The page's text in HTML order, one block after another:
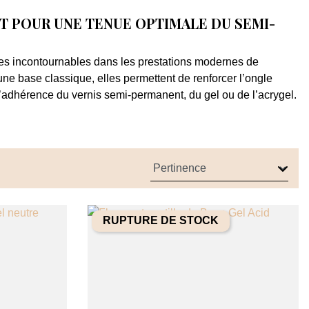
POUR UNE TENUE OPTIMALE DU SEMI-
incontournables dans les prestations modernes de
base classique, elles permettent de renforcer l’ongle
du vernis semi-permanent, du gel ou de l’acrygel.
par les stylistes ongulaires, labase rubberpermet
ongles naturelsRUPTURE DE STOCK